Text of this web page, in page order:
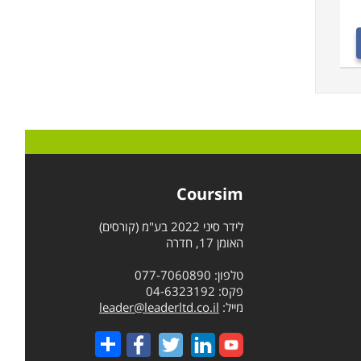
Coursim
לידר סיני 2022 בע"מ (קורסים)
האומן 17, חדרה
טלפון: 077-7060890
פקס: 04-6323192
מייל: leader@leaderltd.co.il
Share